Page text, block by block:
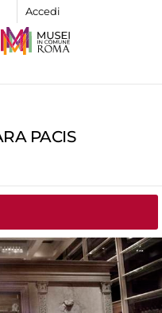
Accedi
PACIS